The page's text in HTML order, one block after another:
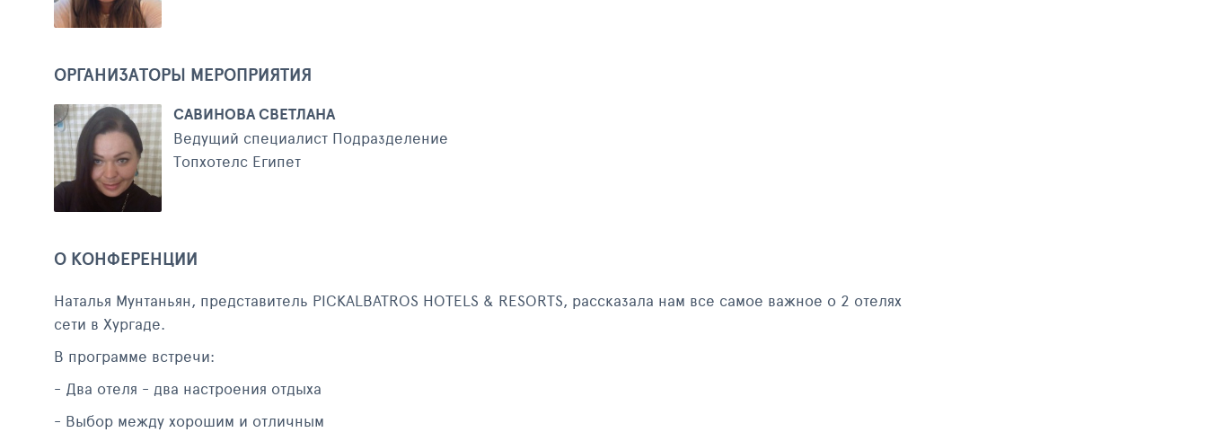
ОРГАНИЗАТОРЫ МЕРОПРИЯТИЯ
САВИНОВА СВЕТЛАНА
Ведущий специалист Подразделение
Топхотелс Египет
О КОНФЕРЕНЦИИ
Наталья Мунтаньян, представитель PICKALBATROS HOTELS & RESORTS, рассказала нам все самое важное о 2 отелях
сети в Хургаде.
В программе встречи:
- Два отеля - два настроения отдыха
- Выбор между хорошим и отличным